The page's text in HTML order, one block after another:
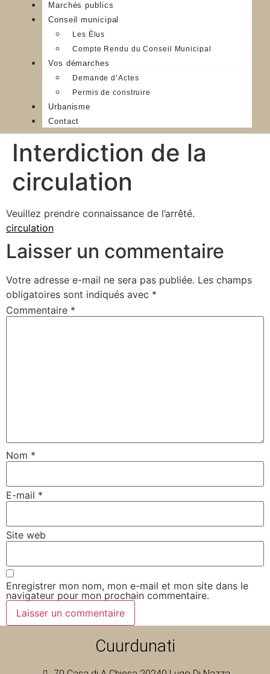
Marchés publics
Conseil municipal
Les Élus
Compte Rendu du Conseil Municipal
Vos démarches
Demande d’Actes
Permis de construire
Urbanisme
Contact
Interdiction de la
circulation
Veuillez prendre connaissance de l’arrêté.
circulation
Laisser un commentaire
Votre adresse e-mail ne sera pas publiée. Les champs
obligatoires sont indiqués avec *
Commentaire *
Nom *
E-mail *
Site web
Enregistrer mon nom, mon e-mail et mon site dans le
navigateur pour mon prochain commentaire.
Cuurdunati